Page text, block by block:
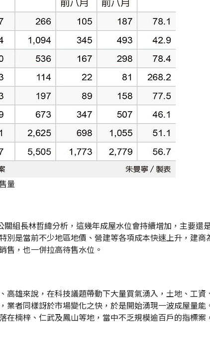
量
關組長林哲緯分析，這幾年成屋水位會持續增加，主要還
別是當前不少地區地價、營建等各項成本快速上升，建商
售，也一併拉高待售水位。
高雄來說，在科技議題帶動下大量買氣湧入，土地、工資
業者同樣訝於市場變化之快，於是開始湧現一波成屋量能
在楠梓、仁武及鳳山等地，當中不乏規模逾百戶的指標案